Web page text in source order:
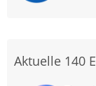
Aktuelle 140